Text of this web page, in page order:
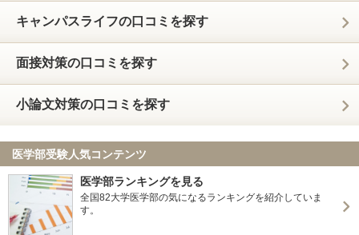
キャンパスライフの口コミを探す
面接対策の口コミを探す
小論文対策の口コミを探す
医学部受験人気コンテンツ
医学部ランキングを見る
全国82大学医学部の気になるランキングを紹介していま
す。